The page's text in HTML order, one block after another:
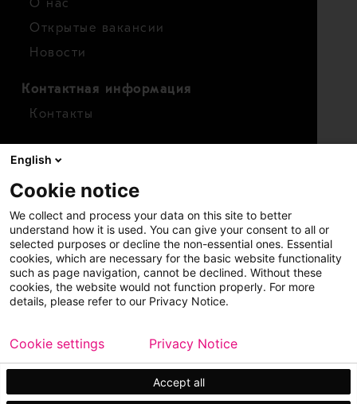
О нас
Открытые вакансии
Новости
Контактная информация
Контакты
Финансовые показатели
Акции
Copyright © 2026 Metso
Карта сайта
Официальное уведомление
Торговые марки
English
Cookie notice
We collect and process your data on this site to better
understand how it is used. You can give your consent to all or
selected purposes or decline the non-essential ones. Essential
cookies, which are necessary for the basic website functionality
such as page navigation, cannot be declined. Without these
cookies, the website would not function properly. For more
details, please refer to our Privacy Notice.
Accept all
Cookie settings Privacy Notice